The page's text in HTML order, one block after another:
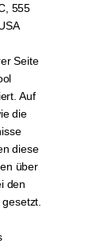
555
Seite
Auf
die
diese
über
den